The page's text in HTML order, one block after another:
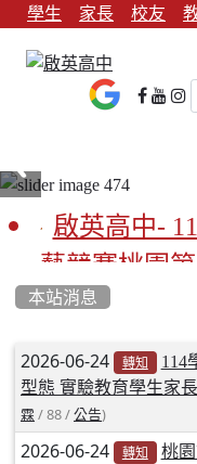
學生 家長 校友
啟英高中-
藝競賽桃園第
啟英高中-
藝競賽榮獲1
亞洲金牌在
第一
本站消息
文章列表
2026-06-24 轉知
114
型態 實驗教育學生家
霖 / 88 / 公告)
2026-06-24 轉知
桃